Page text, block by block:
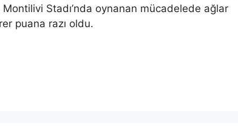
Stadı’nda oynanan mücadelede ağlar
puana razı oldu.